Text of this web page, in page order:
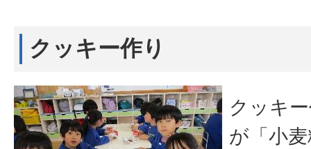
クッキー作り
クッキ
が「小